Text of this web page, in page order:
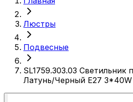
Люстры
Подвесные
SL1759.303.03 Светильник
Латунь/Черный E27 3*40W